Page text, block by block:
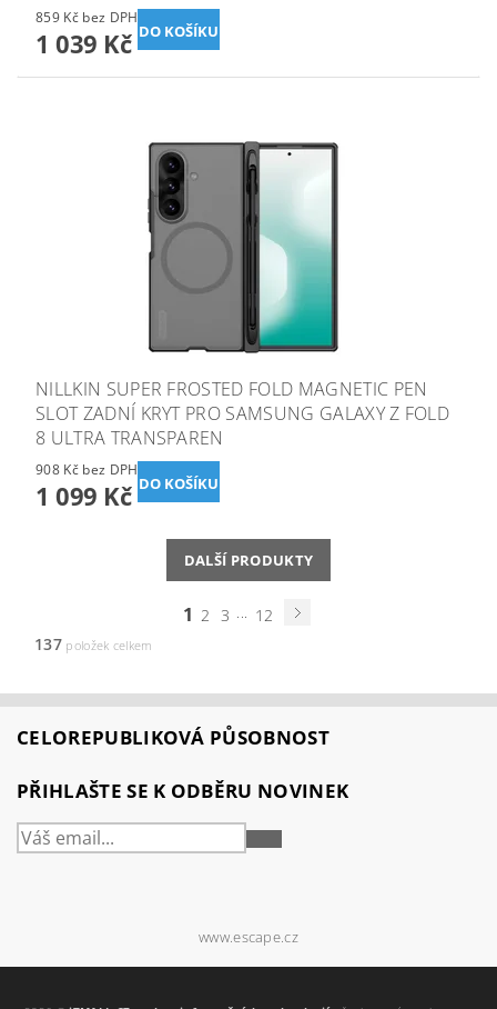
859 Kč bez DPH
1 039 Kč
NILLKIN SUPER FROSTED FOLD MAGNETIC PEN
SLOT ZADNÍ KRYT PRO SAMSUNG GALAXY Z FOLD
8 ULTRA TRANSPAREN
908 Kč bez DPH
1 099 Kč
DALŠÍ PRODUKTY
1 2 3 ... 12
137položek celkem
CELOREPUBLIKOVÁ PŮSOBNOST
PŘIHLAŠTE SE K ODBĚRU NOVINEK
PŘIHLÁSIT
www.escape.cz